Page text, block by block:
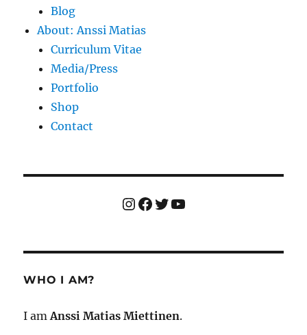
Blog
About: Anssi Matias
Curriculum Vitae
Media/Press
Portfolio
Shop
Contact
Instagram
Facebook
Twitter
YouTube
WHO I AM?
I amAnssi Matias Miettinen.